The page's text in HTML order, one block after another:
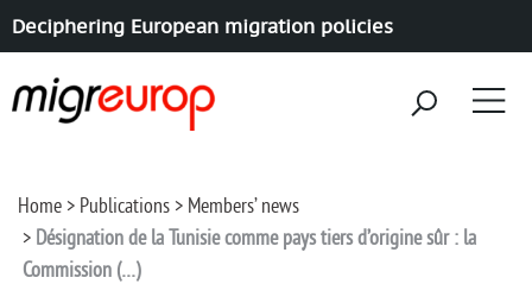
Deciphering European migration policies
Home Publications
Members’ news
Désignation de la Tunisie comme pays tiers d’origine sûr : la
Commission (…)